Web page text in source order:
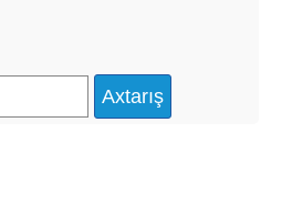
ideal yerdir.
AZN
edir !!